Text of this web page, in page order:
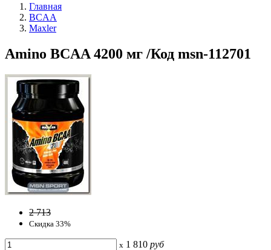
Главная
BCAA
Maxler
Amino BCAA 4200 мг /Код msn-112701
2 713
Скидка 33%
x 1 810 руб